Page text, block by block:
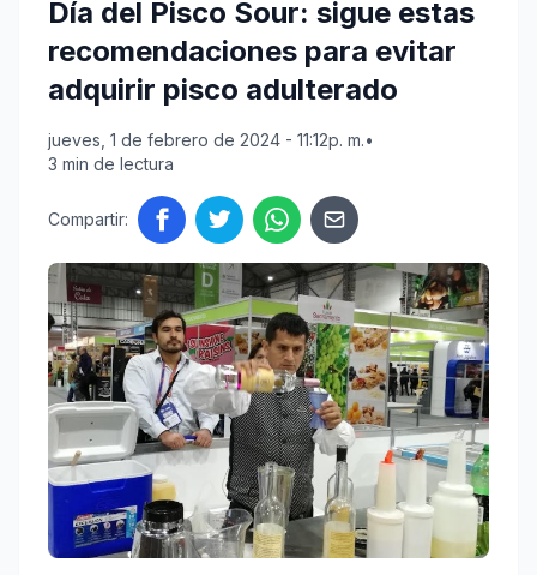
Día del Pisco Sour: sigue estas
recomendaciones para evitar
adquirir pisco adulterado
jueves, 1 de febrero de 2024 - 11:12p. m.•
3 min de lectura
Compartir: